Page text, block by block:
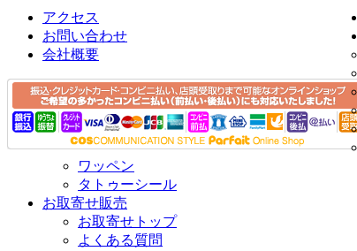
アクセス
お問い合わせ
会社概要
ワッペン
タトゥーシール
お取寄せ販売
お取寄せトップ
よくある質問